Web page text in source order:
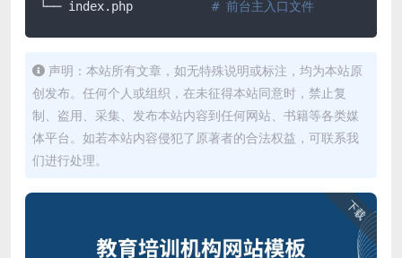
# 前台主入口文件
声明：本站所有文章，如无特殊说明或标注，均为本站原
创发布。任何个人或组织，在未征得本站同意时，禁止复
制、盗用、采集、发布本站内容到任何网站、书籍等各类媒
体平台。如若本站内容侵犯了原著者的合法权益，可联系我
们进行处理。
下载